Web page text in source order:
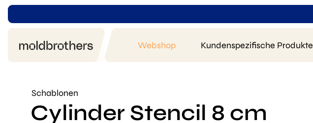
Webshop Kundenspezifische Produkte
Schablonen
Cylinder Stencil 8 cm